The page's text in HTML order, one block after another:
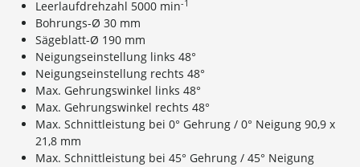
Leerlaufdrehzahl 5000 min-1
Bohrungs-Ø 30 mm
Sägeblatt-Ø 190 mm
Neigungseinstellung links 48°
Neigungseinstellung rechts 48°
Max. Gehrungswinkel links 48°
Max. Gehrungswinkel rechts 48°
Max. Schnittleistung bei 0° Gehrung / 0° Neigung 90,9 x
21,8 mm
Max. Schnittleistung bei 45° Gehrung / 45° Neigung